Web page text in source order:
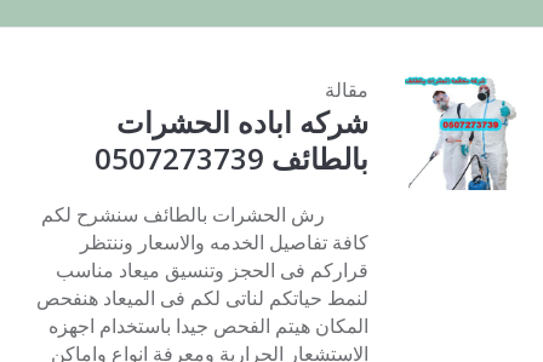
مقالة
شركه اباده الحشرات
بالطائف 0507273739
رش الحشرات بالطائف سنشرح لكم
كافة تفاصيل الخدمه والاسعار وننتظر
قراركم فى الحجز وتنسيق ميعاد مناسب
لنمط حياتكم لناتى لكم فى الميعاد هنفحص
المكان هيتم الفحص جيدا باستخدام اجهزه
الاستشعار الحرارية ومعرفة انواع واماكن